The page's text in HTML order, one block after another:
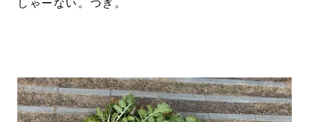
しゃーない。つぎ。